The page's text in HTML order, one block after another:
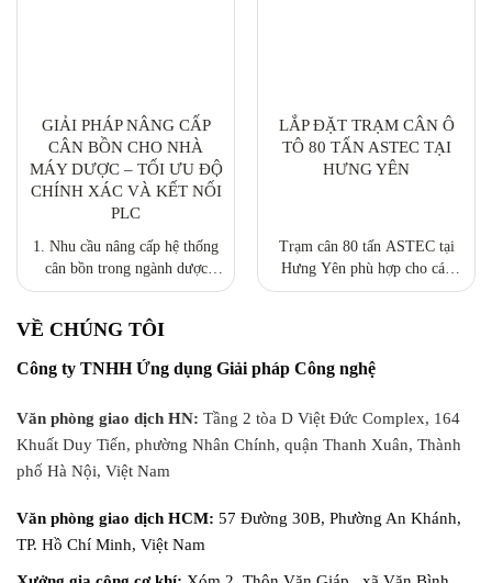
GIẢI PHÁP NÂNG CẤP
CÂN BỒN CHO NHÀ
MÁY DƯỢC – TỐI ƯU ĐỘ
CHÍNH XÁC VÀ KẾT NỐI
PLC
1. Nhu cầu nâng cấp hệ thống
cân bồn trong ngành dược
Trong các nhà máy sản xuất
đóng vai trò then chốt trong
việc định lượng chính xác
nguyên liệu lỏng, bán thành
Tuy nhiên, nhiều hệ thống cân
cũ sử dụng...
LẮP ĐẶT TRẠM CÂN Ô
TÔ 80 TẤN ASTEC TẠI
HƯNG YÊN
Trạm cân 80 tấn ASTEC tại
Hưng Yên phù hợp cho các
kho trung chuyển, trạm thu
chẽ phương tiện ra/vào, xuất
kỹ thuật: Tải trọng tối đa: 80
tấn Kích thước...
VỀ CHÚNG TÔI
Công ty TNHH Ứng dụng Giải pháp Công nghệ
Văn phòng giao dịch HN: Tầng 2 tòa D Việt Đức Complex, 164
Khuất Duy Tiến, phường Nhân Chính, quận Thanh Xuân, Thành
phố Hà Nội, Việt Nam
Văn phòng giao dịch HCM: 57 Đường 30B, Phường An Khánh,
TP. Hồ Chí Minh, Việt Nam